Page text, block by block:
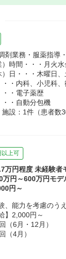
剤業務・服薬指導
）時間・・・月火
日・・・木曜日
・内科、小児科
・電子薬歴
・自動分包機
施設：1件（患者数
上可
万円程度 未経験者
万円～600万円モデ
円～
、能力を考慮のう
】2,000円～
（6月・12月）
（4月）